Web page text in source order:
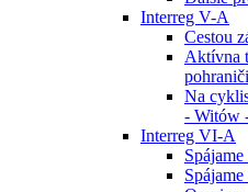
Interreg V-A
Cestou
Aktívna
Na
- Witów
Interreg VI-A